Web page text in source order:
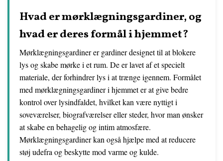
Hvad er mørklægningsgardiner, og
hvad er deres formål i hjemmet?
Mørklægningsgardiner er gardiner designet til at blokere
lys og skabe mørke i et rum. De er lavet af et specielt
materiale, der forhindrer lys i at trænge igennem. Formålet
med mørklægningsgardiner i hjemmet er at give bedre
kontrol over lysindfaldet, hvilket kan være nyttigt i
soveværelser, biografværelser eller steder, hvor man ønsker
at skabe en behagelig og intim atmosfære.
Mørklægningsgardiner kan også hjælpe med at reducere
støj udefra og beskytte mod varme og kulde.